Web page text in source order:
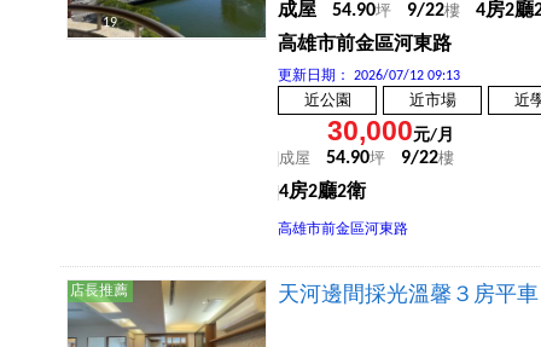
19
成屋 54.90坪 9/22樓
4房2廳
高雄市前金區河東路
更新日期： 2026/07/12 09:13
近公園 近市場 近
30,000元/月
成屋 54.90坪 9/22樓
4房2廳2衛
高雄市前金區河東路
店長推薦 天河邊間採光溫馨３房平車